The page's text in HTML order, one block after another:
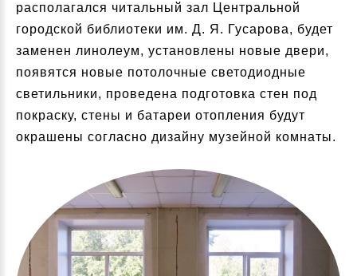
располагался читальный зал Центральной
городской библиотеки им. Д. Я. Гусарова, будет
заменен линолеум, установлены новые двери,
появятся новые потолочные светодиодные
светильники, проведена подготовка стен под
покраску, стены и батареи отопления будут
окрашены согласно дизайну музейной комнаты.